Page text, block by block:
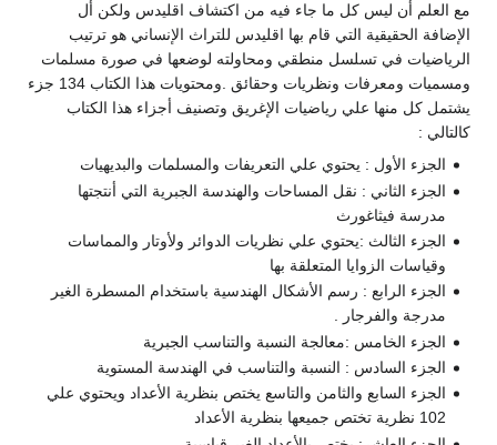
مع العلم أن ليس كل ما جاء فيه من اكتشاف اقليدس ولكن أل
الإضافة الحقيقية التي قام بها اقليدس للتراث الإنساني هو ترتيب
الرياضيات في تسلسل منطقي ومحاولته لوضعها في صورة مسلمات
ومسميات ومعرفات ونظريات وحقائق .ومحتويات هذا الكتاب 134 جزء
يشتمل كل منها علي رياضيات الإغريق وتصنيف أجزاء هذا الكتاب
كالتالي :
الجزء الأول : يحتوي علي التعريفات والمسلمات والبديهيات
الجزء الثاني : نقل المساحات والهندسة الجبرية التي أنتجتها
مدرسة فيثاغورث
الجزء الثالث :يحتوي علي نظريات الدوائر ولأوتار والمماسات
وقياسات الزوايا المتعلقة بها
الجزء الرابع : رسم الأشكال الهندسية باستخدام المسطرة الغير
مدرجة والفرجار .
الجزء الخامس :معالجة النسبة والتناسب الجبرية
الجزء السادس : النسبة والتناسب في الهندسة المستوية
الجزء السابع والثامن والتاسع يختص بنظرية الأعداد ويحتوي علي
102 نظرية تختص جميعها بنظرية الأعداد